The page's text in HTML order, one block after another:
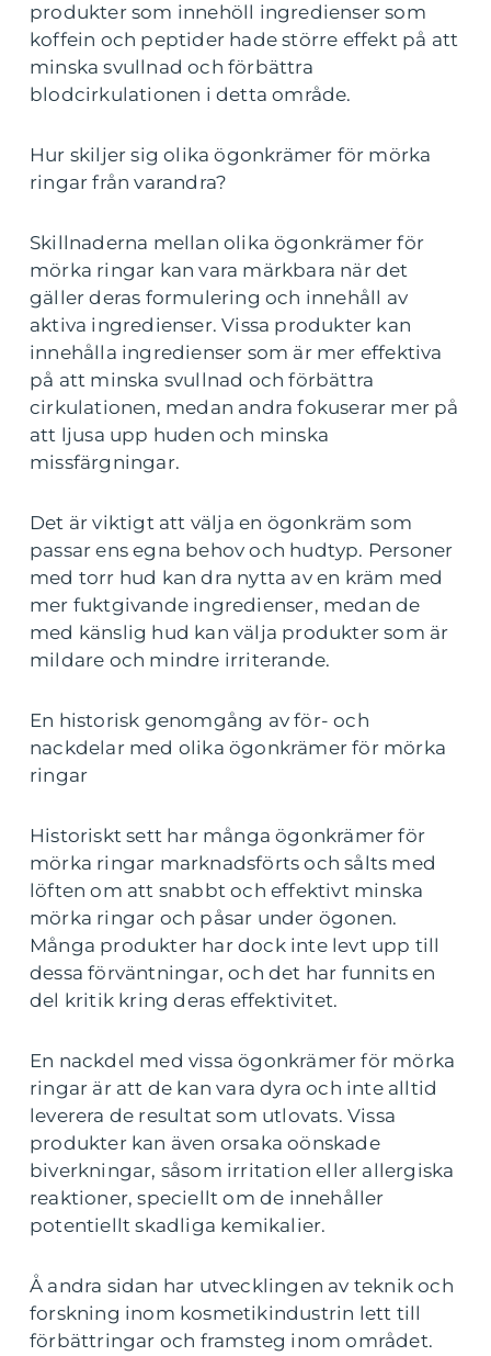
produkter som innehöll ingredienser som
koffein och peptider hade större effekt på att
minska svullnad och förbättra
blodcirkulationen i detta område.
Hur skiljer sig olika ögonkrämer för mörka
ringar från varandra?
Skillnaderna mellan olika ögonkrämer för
mörka ringar kan vara märkbara när det
gäller deras formulering och innehåll av
aktiva ingredienser. Vissa produkter kan
innehålla ingredienser som är mer effektiva
på att minska svullnad och förbättra
cirkulationen, medan andra fokuserar mer på
att ljusa upp huden och minska
missfärgningar.
Det är viktigt att välja en ögonkräm som
passar ens egna behov och hudtyp. Personer
med torr hud kan dra nytta av en kräm med
mer fuktgivande ingredienser, medan de
med känslig hud kan välja produkter som är
mildare och mindre irriterande.
En historisk genomgång av för- och
nackdelar med olika ögonkrämer för mörka
ringar
Historiskt sett har många ögonkrämer för
mörka ringar marknadsförts och sålts med
löften om att snabbt och effektivt minska
mörka ringar och påsar under ögonen.
Många produkter har dock inte levt upp till
dessa förväntningar, och det har funnits en
del kritik kring deras effektivitet.
En nackdel med vissa ögonkrämer för mörka
ringar är att de kan vara dyra och inte alltid
leverera de resultat som utlovats. Vissa
produkter kan även orsaka oönskade
biverkningar, såsom irritation eller allergiska
reaktioner, speciellt om de innehåller
potentiellt skadliga kemikalier.
Å andra sidan har utvecklingen av teknik och
forskning inom kosmetikindustrin lett till
förbättringar och framsteg inom området.